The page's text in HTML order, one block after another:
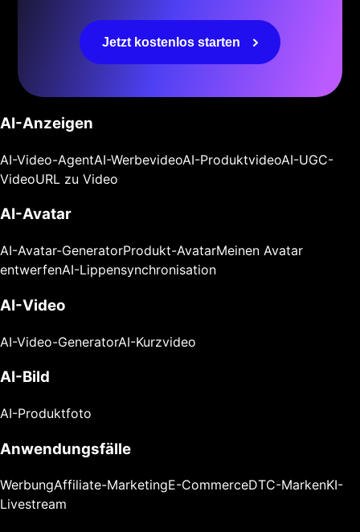
Jetzt kostenlos starten
AI-Anzeigen
AI-Video-AgentAI-WerbevideoAI-ProduktvideoAI-UGC-
VideoURL zu Video
AI-Avatar
AI-Avatar-GeneratorProdukt-AvatarMeinen Avatar
entwerfenAI-Lippensynchronisation
AI-Video
AI-Video-GeneratorAI-Kurzvideo
AI-Bild
AI-Produktfoto
Anwendungsfälle
WerbungAffiliate-MarketingE-CommerceDTC-MarkenKI-
Livestream